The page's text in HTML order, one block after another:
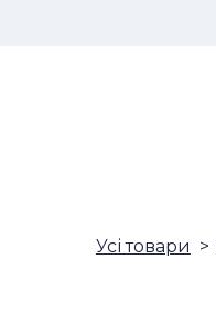
Усі товари